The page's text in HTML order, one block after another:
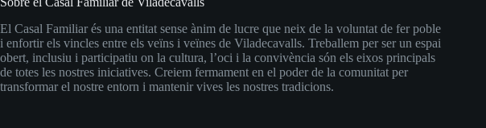
El Casal Familiar és una entitat sense ànim de lucre que neix de la voluntat de fer poble
i enfortir els vincles entre els veïns i veïnes de Viladecavalls. Treballem per ser un espai
obert, inclusiu i participatiu on la cultura, l’oci i la convivència són els eixos principals
de totes les nostres iniciatives. Creiem fermament en el poder de la comunitat per
transformar el nostre entorn i mantenir vives les nostres tradicions.